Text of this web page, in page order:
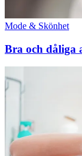
Mode & Skönhet
Bra och dåliga